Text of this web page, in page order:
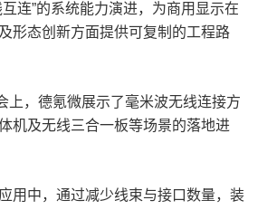
连”的系统能力演进，为商用显示在
形态创新方面提供可复制的工程路
上，德氪微展示了毫米波无线连接方
机及无线三合一板等场景的落地进
用中，通过减少线束与接口数量，装